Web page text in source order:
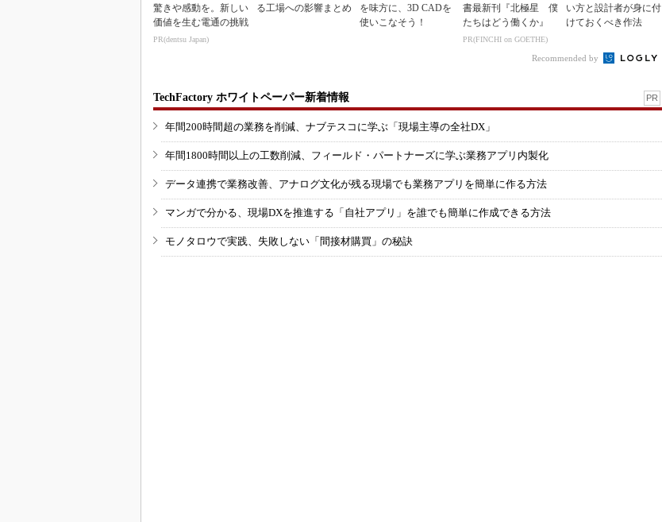
驚きや感動を。新しい
価値を生む電通の挑戦
PR(dentsu Japan)
る工場への影響まとめ
を味方に、3D CADを
使いこなそう！
書最新刊『北極星 僕
たちはどう働くか』
PR(FINCHI on GOETHE)
い方と設計者が身に付
けておくべき作法
Recommended by
TechFactory ホワイトペーパー新着情報 PR
年間200時間超の業務を削減、ナブテスコに学ぶ「現場主導の全社DX」
年間1800時間以上の工数削減、フィールド・パートナーズに学ぶ業務アプリ内製化
データ連携で業務改善、アナログ文化が残る現場でも業務アプリを簡単に作る方法
マンガで分かる、現場DXを推進する「自社アプリ」を誰でも簡単に作成できる方法
モノタロウで実践、失敗しない「間接材購買」の秘訣